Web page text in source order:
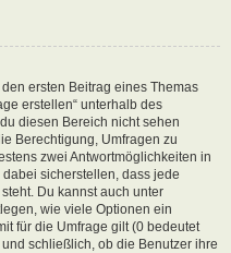
ersten Beitrag eines Themas
erstellen“ unterhalb des
diesen Bereich nicht sehen
Berechtigung, Umfragen zu
zwei Antwortmöglichkeiten in
sicherstellen, dass jede
Du kannst auch unter
wie viele Optionen ein
für die Umfrage gilt (0 bedeutet
schließlich, ob die Benutzer ihre